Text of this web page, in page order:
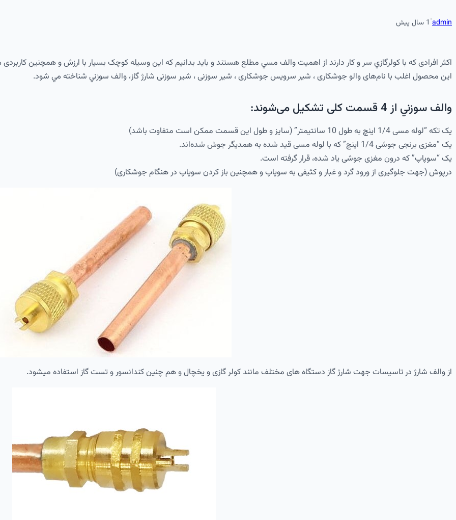
admin
·1 سال پیش
اکثر افرادی كه با كولرگازي سر و کار دارند از اهميت والف مسي مطلع هستند و باید بدانیم که این وسیله کوچک بسیار با ارزش و همچنین
این محصول اغلب با نام‌های والو جوشکاری ، شیر سرویس جوشکاری ، شیر سوزنی ، شیر سوزنی شارژ گاز، والف سوزني شناخته مي شود.
والف سوزني از 4 قسمت کلی تشکیل می‌شوند:
یک تکه “لوله مسی 1/4 اینچ به طول 10 سانتیمتر” (سایز و طول این قسمت ‌ممکن است متفاوت باشد)
یک “مغزی برنجی جوشی 1/4 اینچ” که با لوله مسی قید شده به همدیگر جوش شده‌اند.
یک “سوپاپ” که درون مغزی جوشی یاد شده، قرار گرفته است.
درپوش (جهت جلوگیری از ورود گرد و غبار و کثیفی به سوپاپ و همچنین باز کردن سوپاپ در هنگام جوشکاری)
از والف شارژ در تاسیسات جهت شارژ گاز دستگاه های مختلف مانند کولر گازی و یخچال و هم چنین کندانسور و تست گاز استفاده میشود.